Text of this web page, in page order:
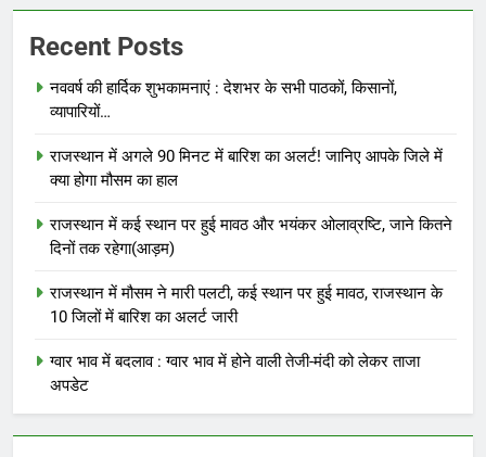
Recent Posts
नववर्ष की हार्दिक शुभकामनाएं : देशभर के सभी पाठकों, किसानों,
व्यापारियों…
राजस्थान में अगले 90 मिनट में बारिश का अलर्ट! जानिए आपके जिले में
क्या होगा मौसम का हाल
राजस्थान में कई स्थान पर हुई मावठ और भयंकर ओलाव्रष्टि, जाने कितने
दिनों तक रहेगा(आड़म)
राजस्थान में मौसम ने मारी पलटी, कई स्थान पर हुई मावठ, राजस्थान के
10 जिलों में बारिश का अलर्ट जारी
ग्वार भाव में बदलाव : ग्वार भाव में होने वाली तेजी-मंदी को लेकर ताजा
अपडेट